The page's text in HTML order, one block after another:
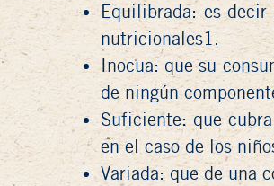
Equilibrada: es decir
nutricionales1.
Inocua: que su
de ningún
Suficiente: que
en el caso de los
Variada: que de una